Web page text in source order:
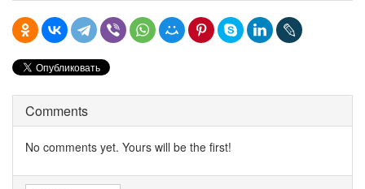
Comments
No comments yet. Yours will be the first!